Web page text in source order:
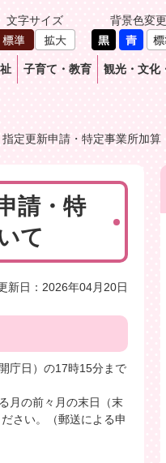
文字サイズ 背景色変更
子育て・教育 観光・文化
定更新申請・特定事業所加
請・特
て
新日：2026年04月20日
庁日）の17時15分まで
月の前々月の末日（末
さい。（郵送による申